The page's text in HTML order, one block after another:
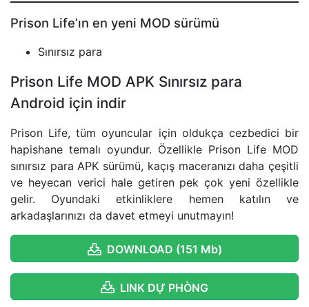
Prison Life’ın en yeni MOD sürümü
Sınırsız para
Prison Life MOD APK Sınırsız para
Android için indir
Prison Life, tüm oyuncular için oldukça cezbedici bir
hapishane temalı oyundur. Özellikle Prison Life MOD
sınırsız para APK sürümü, kaçış maceranızı daha çeşitli
ve heyecan verici hale getiren pek çok yeni özellikle
gelir. Oyundaki etkinliklere hemen katılın ve
arkadaşlarınızı da davet etmeyi unutmayın!
DOWNLOAD (151 Mb)
LINK DỰ PHÒNG